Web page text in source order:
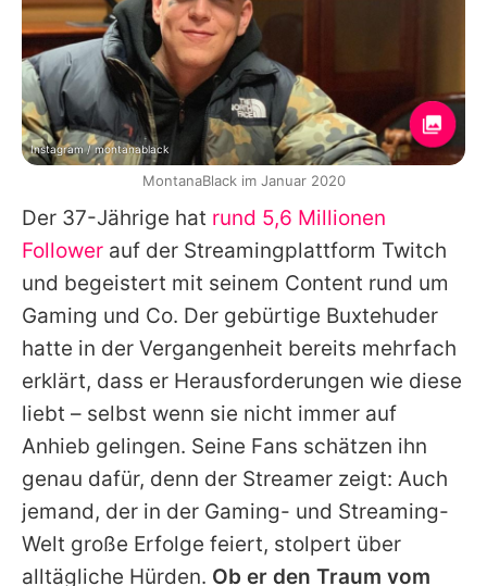
Der 37-Jährige hat rund 5,6 Millionen
Follower auf der Streamingplattform Twitch
und begeistert mit seinem Content rund um
Gaming und Co. Der gebürtige Buxtehuder
hatte in der Vergangenheit bereits mehrfach
erklärt, dass er Herausforderungen wie diese
liebt – selbst wenn sie nicht immer auf
Anhieb gelingen. Seine Fans schätzen ihn
genau dafür, denn der Streamer zeigt: Auch
jemand, der in der Gaming- und Streaming-
Welt große Erfolge feiert, stolpert über
alltägliche Hürden. Ob er den Traum vom
Instagram / montanablack
MontanaBlack im Januar 2020